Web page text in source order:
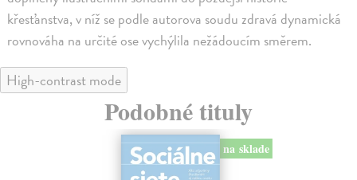
křesťanstva, v níž se podle autorova soudu zdravá dynamická
rovnováha na určité ose vychýlila nežádoucím směrem.
High-contrast mode
Podobné tituly
na sklade